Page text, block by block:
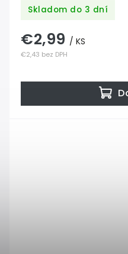
Skladom do 3 dní
€2,43 bez DPH
€2,99 / KS